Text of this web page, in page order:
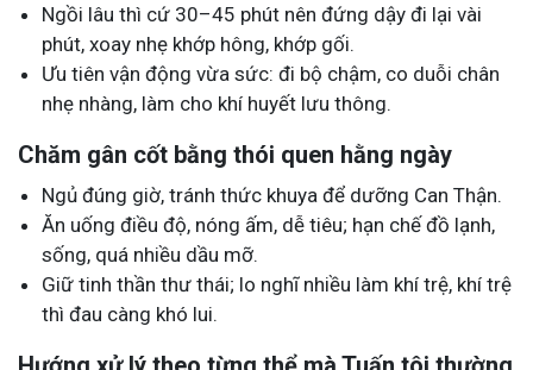
Ngồi lâu thì cứ 30–45 phút nên đứng dậy đi lại vài
phút, xoay nhẹ khớp hông, khớp gối.
Ưu tiên vận động vừa sức: đi bộ chậm, co duỗi chân
nhẹ nhàng, làm cho khí huyết lưu thông.
Chăm gân cốt bằng thói quen hằng ngày
Ngủ đúng giờ, tránh thức khuya để dưỡng Can Thận.
Ăn uống điều độ, nóng ấm, dễ tiêu; hạn chế đồ lạnh,
sống, quá nhiều dầu mỡ.
Giữ tinh thần thư thái; lo nghĩ nhiều làm khí trệ, khí trệ
thì đau càng khó lui.